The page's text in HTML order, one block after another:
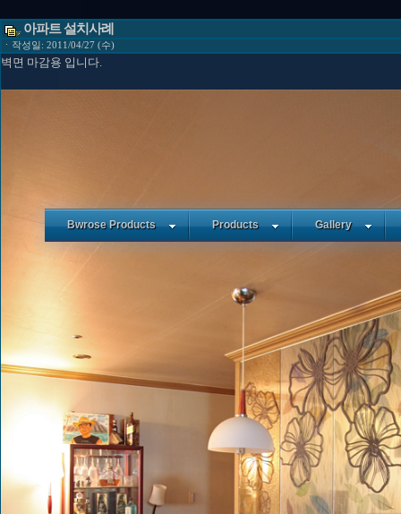
Bwrose Products Products Gallery
아파트 설치사례
ㆍ작성일: 2011/04/27 (수)
벽면 마감용 입니다.